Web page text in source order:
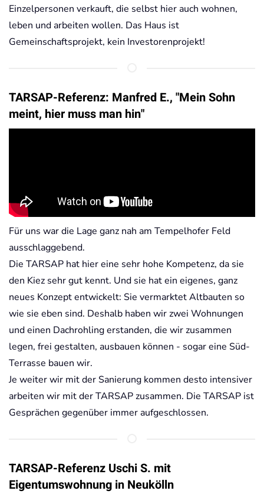
Einzelpersonen verkauft, die selbst hier auch wohnen,
leben und arbeiten wollen. Das Haus ist
Gemeinschaftsprojekt, kein Investorenprojekt!
TARSAP-Referenz: Manfred E., "Mein Sohn
meint, hier muss man hin"
Für uns war die Lage ganz nah am Tempelhofer Feld
ausschlaggebend.
Die TARSAP hat hier eine sehr hohe Kompetenz, da sie
den Kiez sehr gut kennt. Und sie hat ein eigenes, ganz
neues Konzept entwickelt: Sie vermarktet Altbauten so
wie sie eben sind. Deshalb haben wir zwei Wohnungen
und einen Dachrohling erstanden, die wir zusammen
legen, frei gestalten, ausbauen können - sogar eine Süd-
Terrasse bauen wir.
Je weiter wir mit der Sanierung kommen desto intensiver
arbeiten wir mit der TARSAP zusammen. Die TARSAP ist
Gesprächen gegenüber immer aufgeschlossen.
TARSAP-Referenz Uschi S. mit
Eigentumswohnung in Neukölln